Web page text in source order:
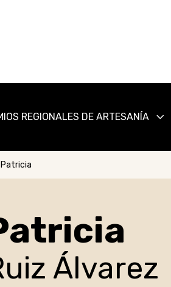
REGIONALES DE ARTESANÍA
Patricia
Álvarez